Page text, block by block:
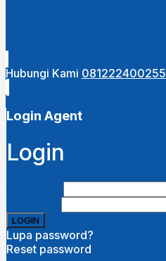
Hubungi Kami 081222400255
Login Agent
Login
Lupa password?
Reset password